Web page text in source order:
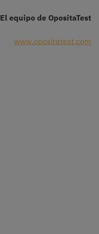
El equipo de OpositaTest
www.opositatest.com